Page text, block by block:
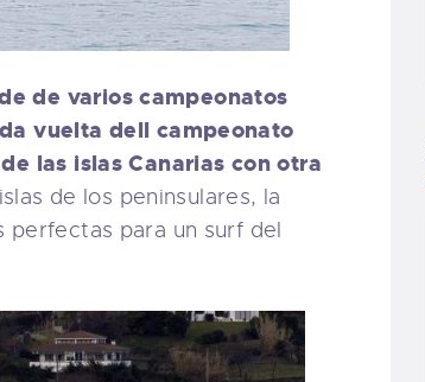
de varios campeonatos
vuelta dell campeonato
las islas Canarias con otra
de los peninsulares, la
perfectas para un surf del